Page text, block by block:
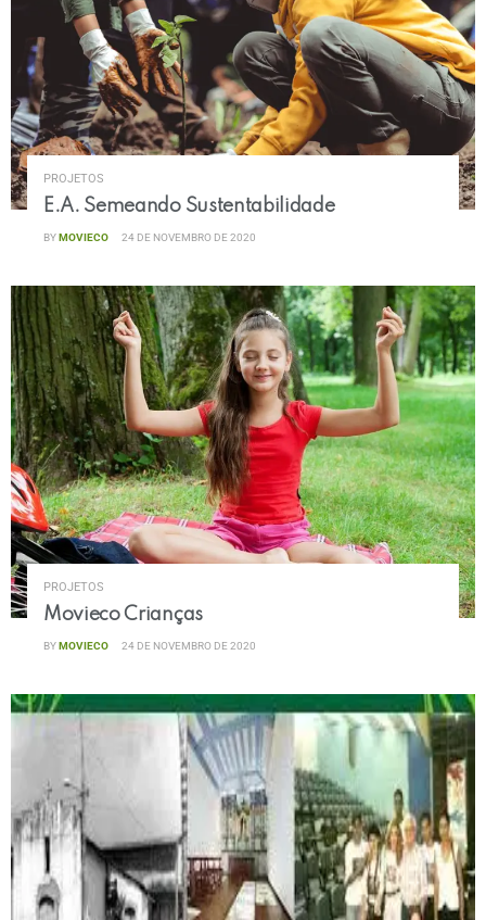
PROJETOS
E.A. Semeando Sustentabilidade
BYMOVIECO 24 DE NOVEMBRO DE 2020
PROJETOS
Movieco Crianças
BYMOVIECO 24 DE NOVEMBRO DE 2020